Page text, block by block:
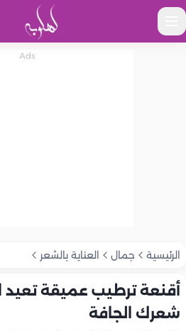
الرئيسية جمال العناية بالشعر
أقنعة ترطيب عميقة تعيد
شعرك الجافة